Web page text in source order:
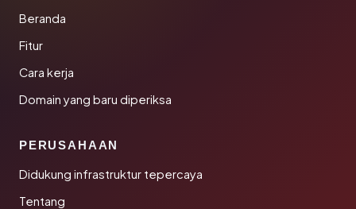
Beranda
Fitur
Cara kerja
Domain yang baru diperiksa
PERUSAHAAN
Didukung infrastruktur tepercaya
Tentang